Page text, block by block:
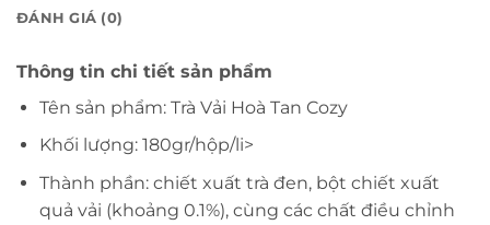
ĐÁNH GIÁ (0)
Thông tin chi tiết sản phẩm
Tên sản phẩm: Trà Vải Hoà Tan Cozy
Khối lượng: 180gr/hộp/li>
Thành phần: chiết xuất trà đen, bột chiết xuất
quả vải (khoảng 0.1%), cùng các chất điều chỉnh